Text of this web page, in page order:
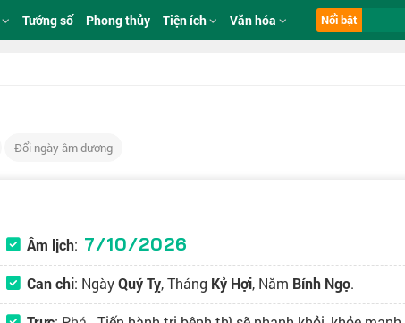
Tướng số Phong thủy Tiện ích Văn hóa Nổi bật
Đổi ngày âm dương
Âm lịch: 7/10/2026
Can chi: NgàyQuý Tỵ, Tháng Kỷ Hợi, Năm Bính Ngọ.